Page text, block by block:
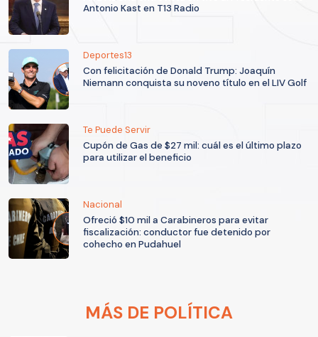
Antonio Kast en T13 Radio
Deportes13
Con felicitación de Donald Trump: Joaquín
Niemann conquista su noveno título en el LIV Golf
Te Puede Servir
Cupón de Gas de $27 mil: cuál es el último plazo
para utilizar el beneficio
Nacional
Ofreció $10 mil a Carabineros para evitar
fiscalización: conductor fue detenido por
cohecho en Pudahuel
MÁS DE POLÍTICA